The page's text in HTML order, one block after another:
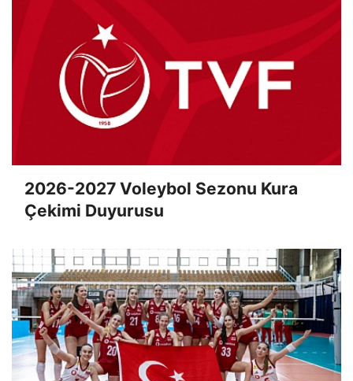
2026-2027 Voleybol Sezonu Kura
Çekimi Duyurusu